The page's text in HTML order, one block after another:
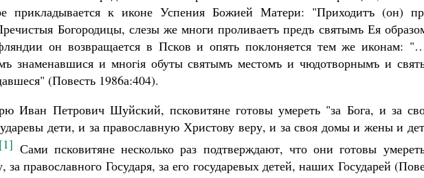
прикладывается к иконе Успения Божией Матери: "Приходитъ (он)
Богородицы, слезы же многи проливаетъ предъ святымъ Ея
он возвращается в Псков и опять поклоняется тем же иконам:
знаменавшися и многiя обуты святымъ местомъ и чюдотворнымъ и
(Повесть 1986а:404).
Иван Петрович Шуйский, псковитяне готовы умереть "за Бога, и за
дети, и за православную Христову веру, и за своя домы и жены и
[1] Сами псковитяне несколько раз подтверждают, что они готовы
за православного Государя, за его государевых детей, наших Государей
Роман Котов